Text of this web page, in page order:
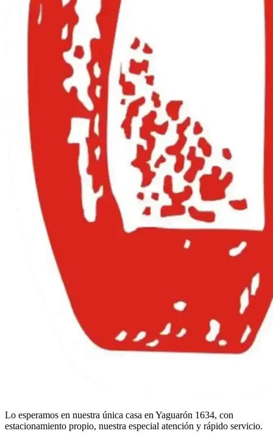
Lo esperamos en nuestra única casa en Yaguarón 1634, con
estacionamiento propio, nuestra especial atención y rápido servicio.